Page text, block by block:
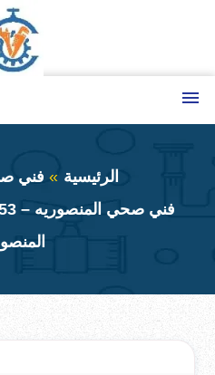
المحتوى
الرئيسية
فني